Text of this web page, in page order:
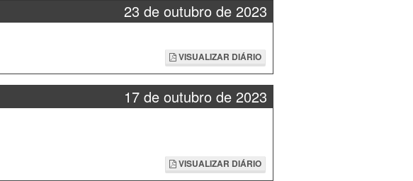
23 de outubro de 2023
VISUALIZAR DIÁRIO
17 de outubro de 2023
VISUALIZAR DIÁRIO